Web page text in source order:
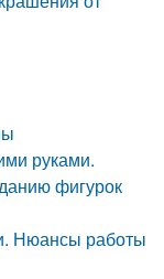
руками.
фигурок
Нюансы работы